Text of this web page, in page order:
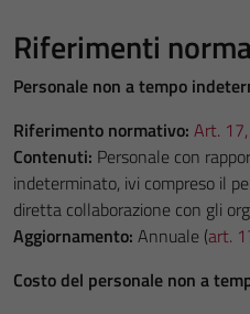
Riferimenti
Personale non a tempo
Riferimento normativo: Art.
Contenuti: Personale con
indeterminato, ivi compreso il
diretta collaborazione con gli
Aggiornamento: Annuale (art.
Costo del personale non a